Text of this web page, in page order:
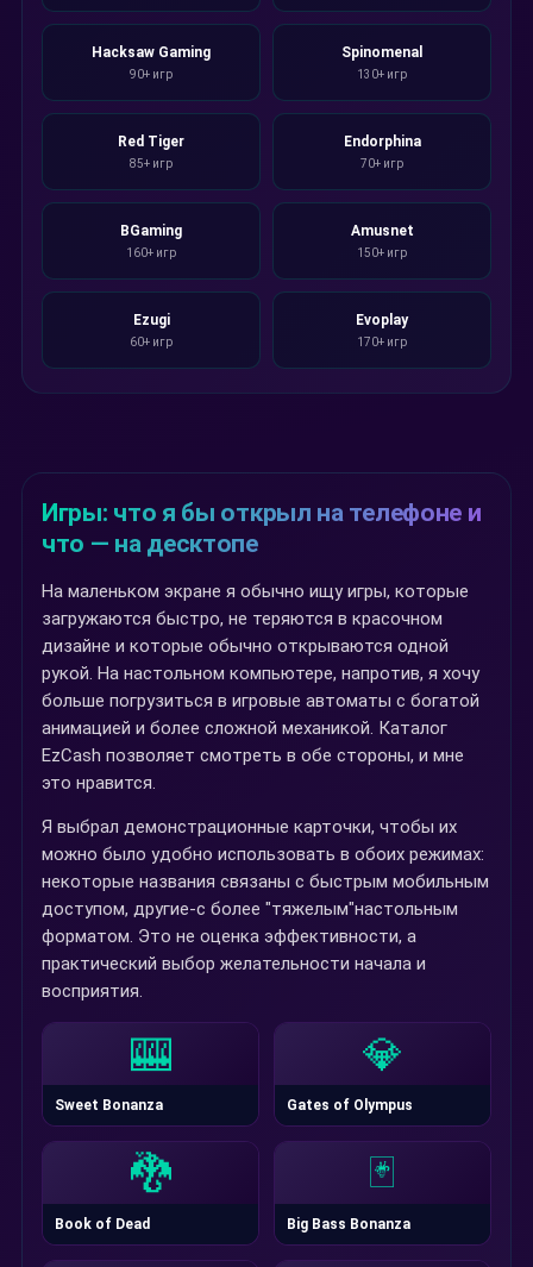
Hacksaw Gaming
90+ игр
Spinomenal
130+ игр
Red Tiger
85+ игр
Endorphina
70+ игр
BGaming
160+ игр
Amusnet
150+ игр
Ezugi
60+ игр
Evoplay
170+ игр
Игры: что я бы открыл на телефоне и
что — на десктопе
На маленьком экране я обычно ищу игры, которые
загружаются быстро, не теряются в красочном
дизайне и которые обычно открываются одной
рукой. На настольном компьютере, напротив, я хочу
больше погрузиться в игровые автоматы с богатой
анимацией и более сложной механикой. Каталог
EzCash позволяет смотреть в обе стороны, и мне
это нравится.
Я выбрал демонстрационные карточки, чтобы их
можно было удобно использовать в обоих режимах:
некоторые названия связаны с быстрым мобильным
доступом, другие-с более "тяжелым"настольным
форматом. Это не оценка эффективности, а
практический выбор желательности начала и
восприятия.
🎰
Sweet Bonanza
💎
Gates of Olympus
🐉
Book of Dead
🃏
Big Bass Bonanza